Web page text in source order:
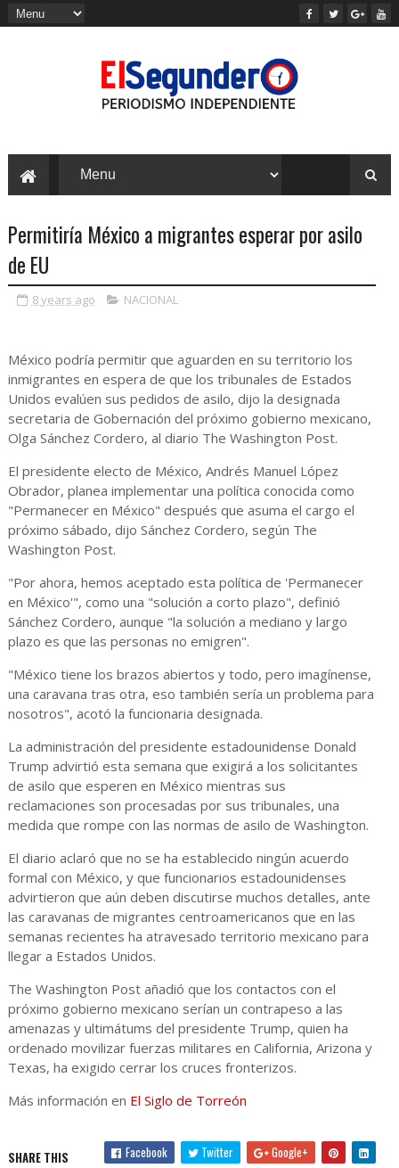
Permitiría México a migrantes esperar por asilo
de EU
8 years ago NACIONAL
México podría permitir que aguarden en su territorio los
inmigrantes en espera de que los tribunales de Estados
Unidos evalúen sus pedidos de asilo, dijo la designada
secretaria de Gobernación del próximo gobierno mexicano,
Olga Sánchez Cordero, al diario The Washington Post.
El presidente electo de México, Andrés Manuel López
Obrador, planea implementar una política conocida como
"Permanecer en México" después que asuma el cargo el
próximo sábado, dijo Sánchez Cordero, según The
Washington Post.
"Por ahora, hemos aceptado esta política de 'Permanecer
en México'", como una "solución a corto plazo", definió
Sánchez Cordero, aunque "la solución a mediano y largo
plazo es que las personas no emigren".
"México tiene los brazos abiertos y todo, pero imagínense,
una caravana tras otra, eso también sería un problema para
nosotros", acotó la funcionaria designada.
La administración del presidente estadounidense Donald
Trump advirtió esta semana que exigirá a los solicitantes
de asilo que esperen en México mientras sus
reclamaciones son procesadas por sus tribunales, una
medida que rompe con las normas de asilo de Washington.
El diario aclaró que no se ha establecido ningún acuerdo
formal con México, y que funcionarios estadounidenses
advirtieron que aún deben discutirse muchos detalles, ante
las caravanas de migrantes centroamericanos que en las
semanas recientes ha atravesado territorio mexicano para
llegar a Estados Unidos.
The Washington Post añadió que los contactos con el
próximo gobierno mexicano serían un contrapeso a las
amenazas y ultimátums del presidente Trump, quien ha
ordenado movilizar fuerzas militares en California, Arizona y
Texas, ha exigido cerrar los cruces fronterizos.
Más información en El Siglo de Torreón
SHARE THIS Facebook Twitter Google+